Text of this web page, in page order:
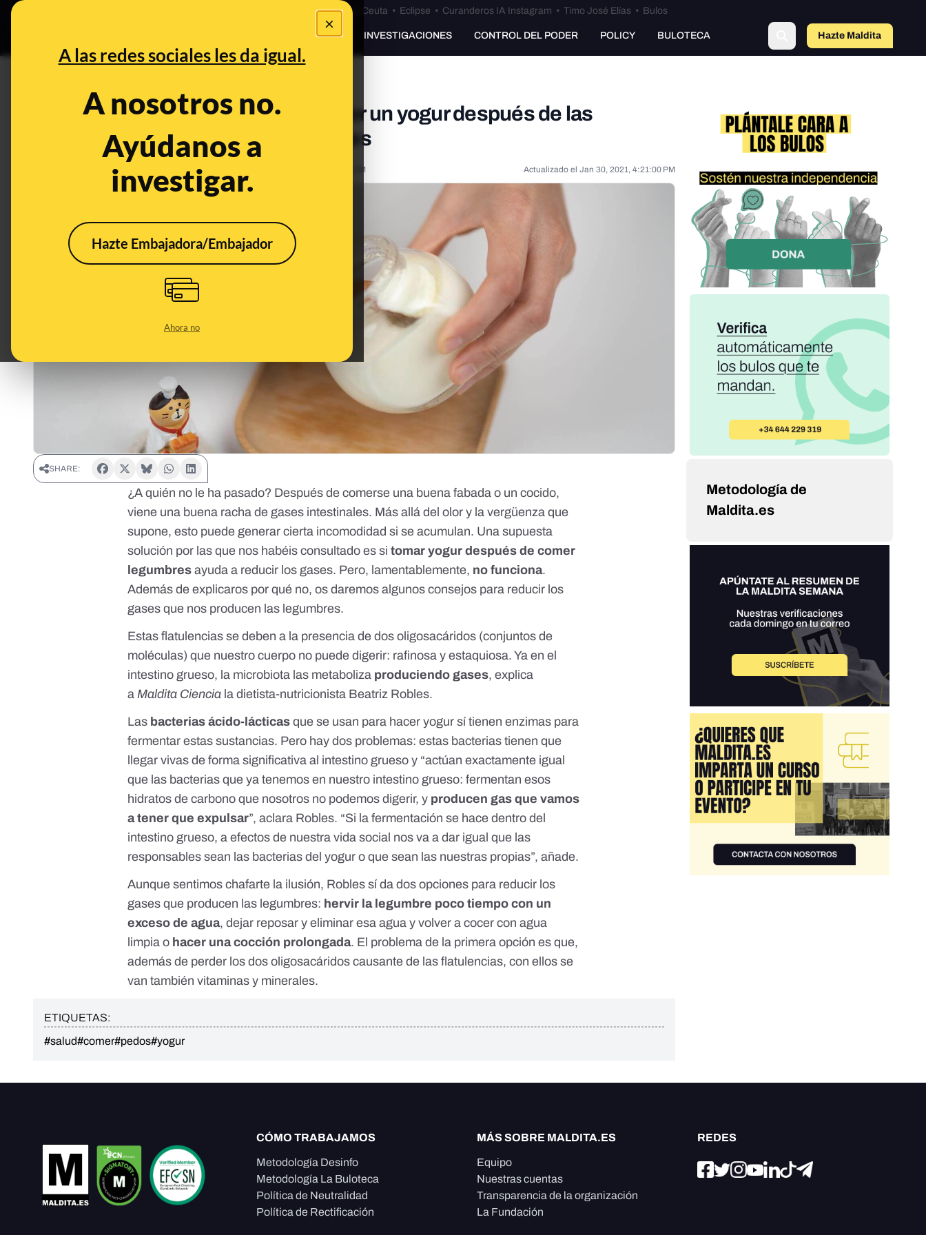
×
A las redes sociales les da igual.
A nosotros no.
Ayúdanos a
investigar.
Hazte Embajadora/Embajador
Ahora no
Especial Ceuta•Bulos Ceuta • Eclipse • Curanderos IA Instagram • Timo José Elías • Bulos
PREBUNKING INVESTIGACIONES CONTROL DEL PODER POLICY BULOTECA Hazte Maldita
No, no hay evidencias de que comer un yogur después de las
legumbres ayude a reducir los gases
Dec 28, 2020, 9:14:00 AM Actualizado el Jan 30, 2021, 4:21:00 PM
SHARE:
¿A quién no le ha pasado? Después de comerse una buena fabada o un cocido,
viene una buena racha de gases intestinales. Más allá del olor y la vergüenza que
supone, esto puede generar cierta incomodidad si se acumulan. Una supuesta
solución por las que nos habéis consultado es si tomar yogur después de comer
legumbres ayuda a reducir los gases. Pero, lamentablemente, no funciona.
Además de explicaros por qué no, os daremos algunos consejos para reducir los
gases que nos producen las legumbres.
Estas flatulencias se deben a la presencia de dos oligosacáridos (conjuntos de
moléculas) que nuestro cuerpo no puede digerir: rafinosa y estaquiosa. Ya en el
intestino grueso, la microbiota las metaboliza produciendo gases, explica
a Maldita Ciencia la dietista-nutricionista Beatriz Robles.
Las bacterias ácido-lácticas que se usan para hacer yogur sí tienen enzimas para
fermentar estas sustancias. Pero hay dos problemas: estas bacterias tienen que
llegar vivas de forma significativa al intestino grueso y “actúan exactamente igual
que las bacterias que ya tenemos en nuestro intestino grueso: fermentan esos
hidratos de carbono que nosotros no podemos digerir, y producen gas que vamos
a tener que expulsar”, aclara Robles. “Si la fermentación se hace dentro del
intestino grueso, a efectos de nuestra vida social nos va a dar igual que las
responsables sean las bacterias del yogur o que sean las nuestras propias”, añade.
Aunque sentimos chafarte la ilusión, Robles sí da dos opciones para reducir los
gases que producen las legumbres: hervir la legumbre poco tiempo con un
exceso de agua, dejar reposar y eliminar esa agua y volver a cocer con agua
limpia o hacer una cocción prolongada. El problema de la primera opción es que,
además de perder los dos oligosacáridos causante de las flatulencias, con ellos se
van también vitaminas y minerales.
ETIQUETAS:
#salud#comer#pedos#yogur
Metodología de
Maldita.es
CÓMO TRABAJAMOS
Metodología Desinfo
Metodología La Buloteca
Política de Neutralidad
Política de Rectificación
MÁS SOBRE MALDITA.ES
Equipo
Nuestras cuentas
Transparencia de la organización
La Fundación
REDES